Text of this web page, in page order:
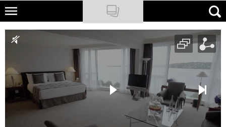
Skip
main
NATIONAL GEOGRAPHIC
PODCASTY
Sklep